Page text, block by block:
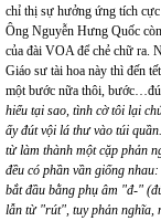
chỉ thị sự hưởng ứng tích
Ông Nguyễn Hưng Quốc
của đài VOA để chẻ chữ ra.
Giáo sư tài hoa này thì đến
một bước nữa thôi,
hiểu tại sao, tình cờ tôi lại
ấy đút vội lá thư vào túi
từ làm thành một cặp phản
đều có phần vần giống
bắt đầu bằng phụ âm "đ-"
lẫn từ "rút", tuy phản nghĩa,